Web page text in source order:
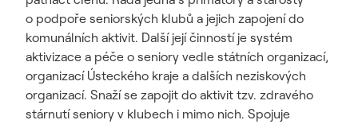
o podpoře seniorských klubů a jejich zapojení do
komunálních aktivit. Další její činností je systém
aktivizace a péče o seniory vedle státních organizací,
organizací Ústeckého kraje a dalších neziskových
organizací. Snaží se zapojit do aktivit tzv. zdravého
stárnutí seniory v klubech i mimo nich. Spojuje